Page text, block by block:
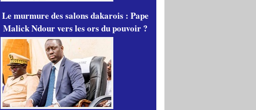
Le murmure des salons dakarois : Pape
Malick Ndour vers les ors du pouvoir ?